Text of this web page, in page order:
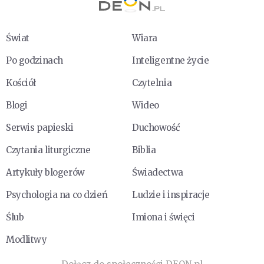
Świat
Wiara
Po godzinach
Inteligentne życie
Kościół
Czytelnia
Blogi
Wideo
Serwis papieski
Duchowość
Czytania liturgiczne
Biblia
Artykuły blogerów
Świadectwa
Psychologia na co dzień
Ludzie i inspiracje
Ślub
Imiona i święci
Modlitwy